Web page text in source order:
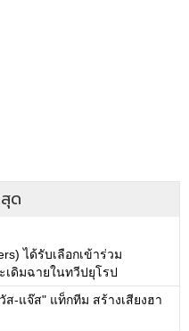
ด
ได้รับเลือกเข้าร่วม
เดิมฉายในทวีปยุโรป
-แจ๊ส" แท็กทีม สร้างเสียงฮา